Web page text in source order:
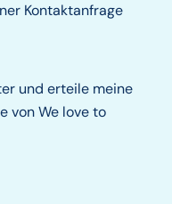
Kontaktanfrage
und erteile meine
von We love to